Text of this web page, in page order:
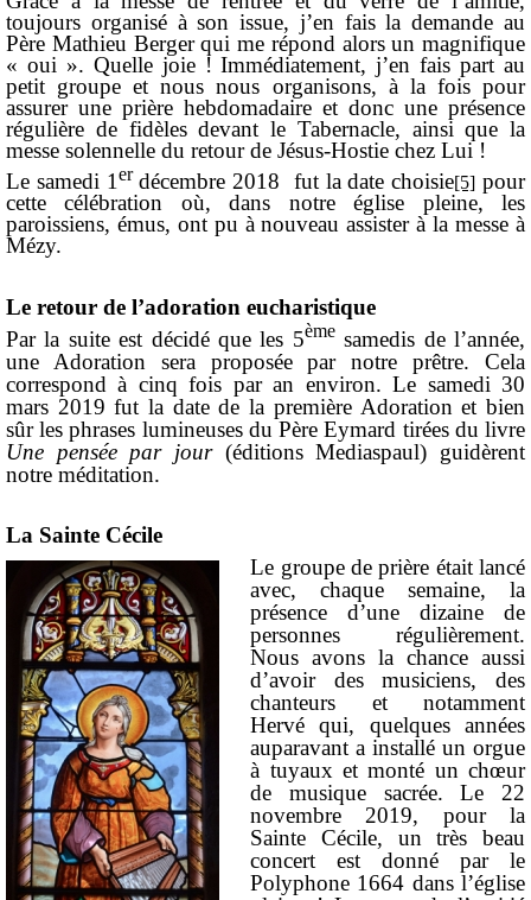
toujours organisé à son issue, j’en fais la demande au
Père Mathieu Berger qui me répond alors un magnifique
« oui ». Quelle joie ! Immédiatement, j’en fais part au
petit groupe et nous nous organisons, à la fois pour
assurer une prière hebdomadaire et donc une présence
régulière de fidèles devant le Tabernacle, ainsi que la
messe solennelle du retour de Jésus-Hostie chez Lui !
Le samedi 1erdécembre 2018 fut la date choisie[5] pour
cette célébration où, dans notre église pleine, les
paroissiens, émus, ont pu à nouveau assister à la messe à
Mézy.
Le retour de l’adoration eucharistique
Par la suite est décidé que les 5èmesamedis de l’année,
une Adoration sera proposée par notre prêtre. Cela
correspond à cinq fois par an environ. Le samedi 30
mars 2019 fut la date de la première Adoration et bien
sûr les phrases lumineuses du Père Eymard tirées du livre
Une pensée par jour(éditions Mediaspaul) guidèrent
notre méditation.
La Sainte Cécile
Le groupe de prière était lancé
avec, chaque semaine, la
présence d’une dizaine de
personnes régulièrement.
Nous avons la chance aussi
d’avoir des musiciens, des
chanteurs et notamment
Hervé qui, quelques années
auparavant a installé un orgue
à tuyaux et monté un chœur
de musique sacrée. Le 22
novembre 2019, pour la
Sainte Cécile, un très beau
concert est donné par le
Polyphone 1664 dans l’église